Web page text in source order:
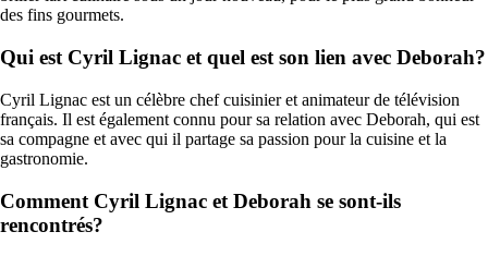
des fins gourmets.
Qui est Cyril Lignac et quel est son lien avec Deborah?
Cyril Lignac est un célèbre chef cuisinier et animateur de télévision
français. Il est également connu pour sa relation avec Deborah, qui est
sa compagne et avec qui il partage sa passion pour la cuisine et la
gastronomie.
Comment Cyril Lignac et Deborah se sont-ils
rencontrés?